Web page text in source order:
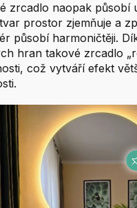
zrcadlo naopak působí
prostor zjemňuje a
působí harmoničtěji.
hran takové zrcadlo
což vytváří efekt